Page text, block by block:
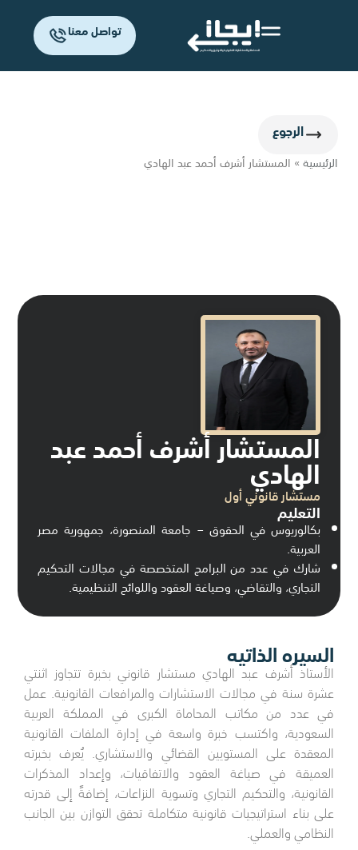
تواصل معنا
الرجوع
الرئيسية» المستشار أشرف أحمد عبد الهادي
المستشار أشرف أحمد عبد
الهادي
مستشار قانوني أول
التعليم
بكالوريوس في الحقوق – جامعة المنصورة، جمهورية مصر
العربية.
شارك في عدد من البرامج المتخصصة في مجالات التحكيم
التجاري، والتقاضي، وصياغة العقود واللوائح التنظيمية.
السيره الذاتيه
الأستاذ أشرف عبد الهادي مستشار قانوني بخبرة تتجاوز اثنتي
عشرة سنة في مجالات الاستشارات والمرافعات القانونية. عمل
في عدد من مكاتب المحاماة الكبرى في المملكة العربية
السعودية، واكتسب خبرة واسعة في إدارة الملفات القانونية
المعقدة على المستويين القضائي والاستشاري. يُعرف بخبرته
العميقة في صياغة العقود والاتفاقيات، وإعداد المذكرات
القانونية، والتحكيم التجاري وتسوية النزاعات، إضافةً إلى قدرته
على بناء استراتيجيات قانونية متكاملة تحقق التوازن بين الجانب
النظامي والعملي.